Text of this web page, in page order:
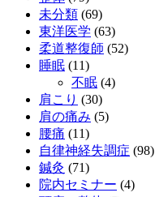
未分類 (69)
東洋医学 (63)
柔道整復師 (52)
睡眠 (11)
不眠 (4)
肩こり (30)
肩の痛み (5)
腰痛 (11)
自律神経失調症 (98)
鍼灸 (71)
院内セミナー (4)